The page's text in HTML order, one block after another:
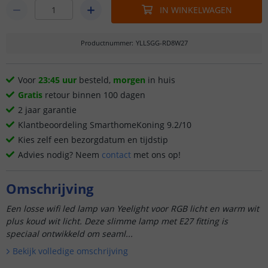
IN WINKELWAGEN
Productnummer: YLLSGG-RD8W27
Voor 23:45 uur besteld, morgen in huis
Gratis retour binnen 100 dagen
2 jaar garantie
Klantbeoordeling SmarthomeKoning 9.2/10
Kies zelf een bezorgdatum en tijdstip
Advies nodig? Neem contact met ons op!
Omschrijving
Een losse wifi led lamp van Yeelight voor RGB licht en warm wit
plus koud wit licht. Deze slimme lamp met E27 fitting is
speciaal ontwikkeld om seaml...
Bekijk volledige omschrijving